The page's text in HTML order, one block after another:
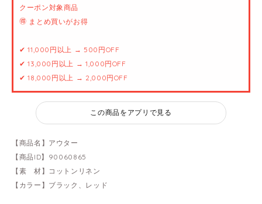
クーポン対象商品
🉐 まとめ買いがお得
✔ 11,000円以上 → 500円OFF
✔ 13,000円以上 → 1,000円OFF
✔ 18,000円以上 → 2,000円OFF
この商品をアプリで見る
【商品名】アウター
【商品ID】90060865
【素 材】コットンリネン
【カラー】ブラック、レッド